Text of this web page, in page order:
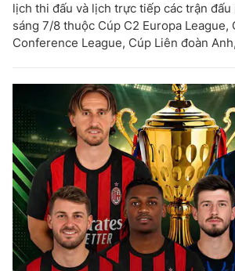
lịch thi đấu và lịch trực tiếp các trận đấu
sáng 7/8 thuộc Cúp C2 Europa League,
Conference League, Cúp Liên đoàn